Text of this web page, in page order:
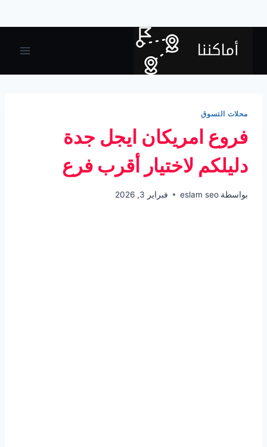
محلات التسوق
فروع امريكان ايجل جدة
دليلكم لاختيار أقرب فرع
بواسطة eslam seo فبراير 3, 2026